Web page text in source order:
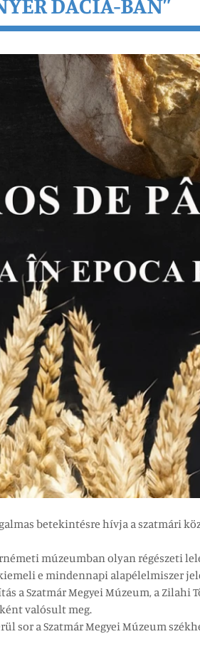
betekintésre hívja a szatmári
múzeumban olyan régészeti
e mindennapi alapélelmiszer
Szatmár Megyei Múzeum, a Zilahi
valósult meg.
sor a Szatmár Megyei Múzeum